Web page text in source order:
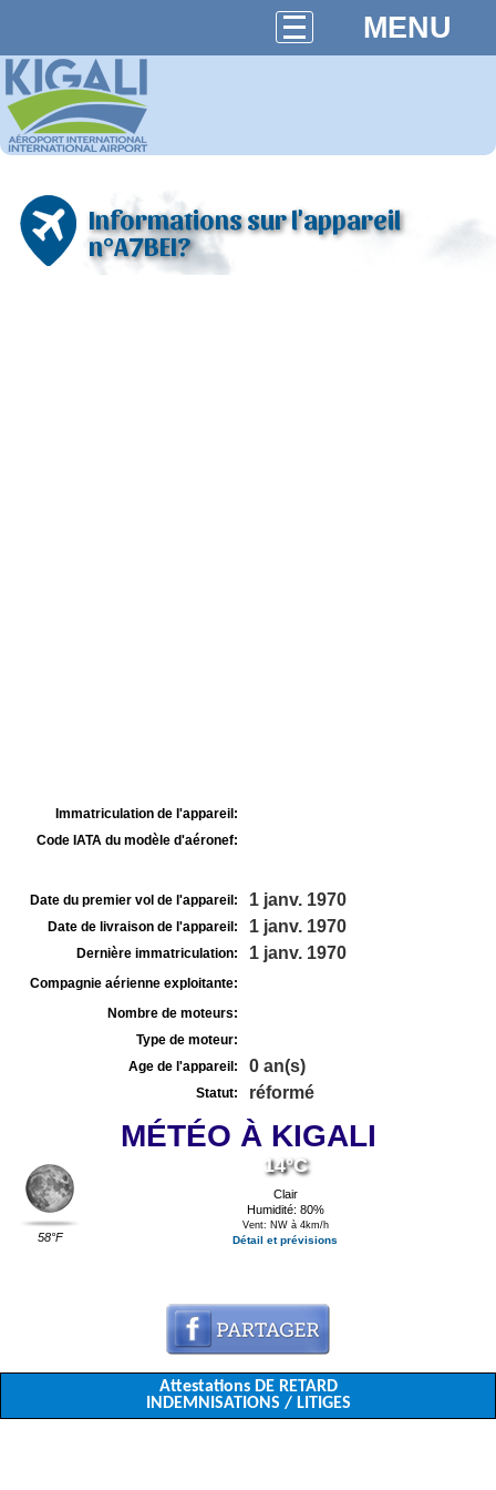
MENU
Informations sur l'appareil
n°A7BEI?
Immatriculation de l'appareil:
Code IATA du modèle d'aéronef:
Date du premier vol de l'appareil: 1 janv. 1970
Date de livraison de l'appareil: 1 janv. 1970
Dernière immatriculation: 1 janv. 1970
Compagnie aérienne exploitante:
Nombre de moteurs:
Type de moteur:
Age de l'appareil:
0 an(s)
Statut: réformé
MÉTÉO À KIGALI
58°F
14°C
Clair
Humidité: 80%
Vent: NW à 4km/h
Détail et prévisions
Attestations DE RETARD
INDEMNISATIONS / LITIGES